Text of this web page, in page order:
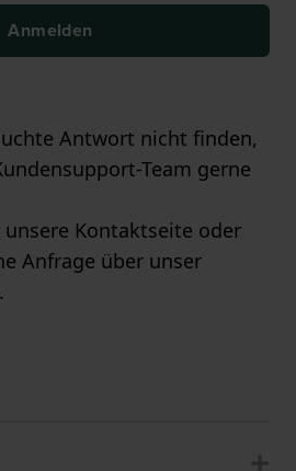
Anmelden
Antwort nicht finden,
Team gerne
unsere Kontaktseite oder
Anfrage über unser
.